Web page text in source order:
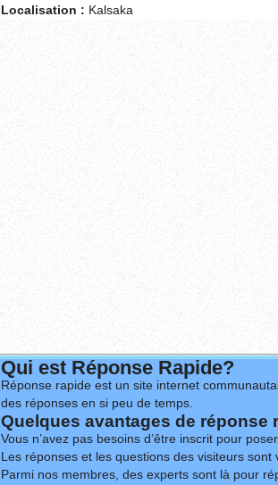
Localisation : Kalsaka
Qui est Réponse Rapide?
Réponse rapide est un site internet
des réponses en si peu de temps.
Quelques avantages de réponse
Vous n’avez pas besoins d’être inscrit pour
Les réponses et les questions des visiteurs
Parmi nos membres, des experts sont là pour